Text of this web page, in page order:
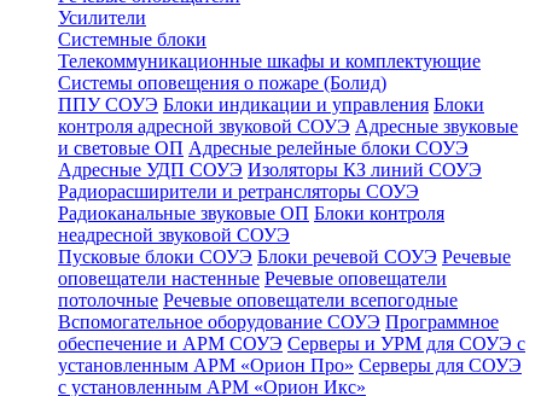
Усилители
Системные блоки
Телекоммуникационные шкафы и комплектующие
Системы оповещения о пожаре (Болид)
ППУ СОУЭ Блоки индикации и управления Блоки
контроля адресной звуковой СОУЭ Адресные звуковые
и световые ОП Адресные релейные блоки СОУЭ
Адресные УДП СОУЭ Изоляторы КЗ линий СОУЭ
Радиорасширители и ретрансляторы СОУЭ
Радиоканальные звуковые ОП Блоки контроля
неадресной звуковой СОУЭ
Пусковые блоки СОУЭ Блоки речевой СОУЭ Речевые
оповещатели настенные Речевые оповещатели
потолочные Речевые оповещатели всепогодные
Вспомогательное оборудование СОУЭ Программное
обеспечение и АРМ СОУЭ Серверы и УРМ для СОУЭ с
установленным АРМ «Орион Про» Серверы для СОУЭ
с установленным АРМ «Орион Икс»